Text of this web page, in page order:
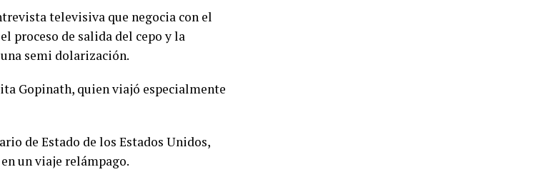
televisiva que negocia con el
proceso de salida del cepo y la
semi dolarización.
Gopinath, quien viajó especialmente
de Estado de los Estados Unidos,
un viaje relámpago.